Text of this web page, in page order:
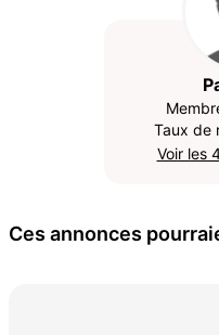
Taux de
Voir les
Ces annonces